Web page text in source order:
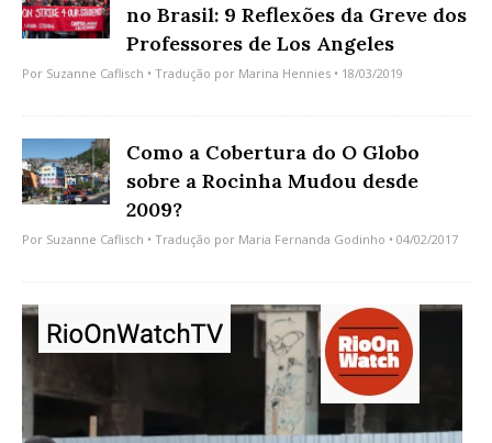
no Brasil: 9 Reflexões da Greve dos
Professores de Los Angeles
Por Suzanne Caflisch • Tradução por Marina Hennies • 18/03/2019
Como a Cobertura do O Globo
sobre a Rocinha Mudou desde
2009?
Por Suzanne Caflisch • Tradução por Maria Fernanda Godinho • 04/02/2017